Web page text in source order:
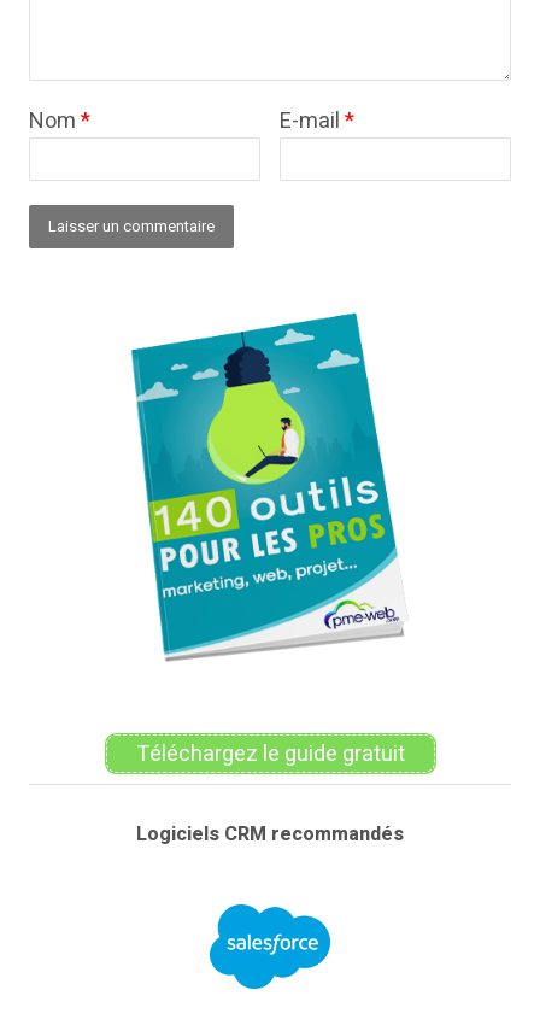
Nom* E-mail*
Téléchargez le guide gratuit
Logiciels CRM recommandés